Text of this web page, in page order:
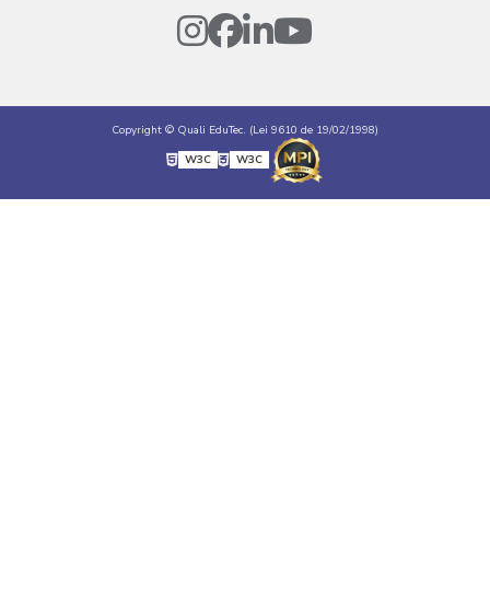
Copyright © Quali EduTec. (Lei 9610 de 19/02/1998)
W3C
W3C